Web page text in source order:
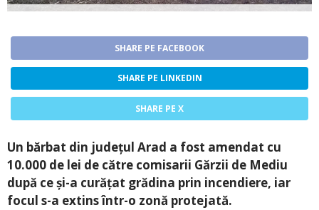
SHARE PE FACEBOOK
SHARE PE LINKEDIN
SHARE PE X
Un bărbat din județul Arad a fost amendat cu
10.000 de lei de către comisarii Gărzii de Mediu
după ce și-a curățat grădina prin incendiere, iar
focul s-a extins într-o zonă protejată.